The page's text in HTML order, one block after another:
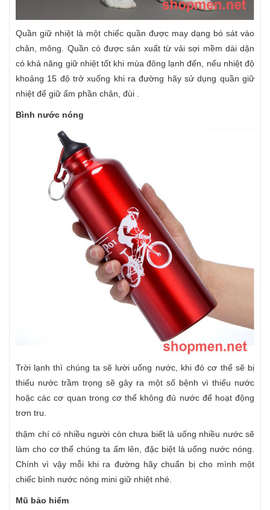
Quần giữ nhiệt là một chiếc quần được may dạng bó sát vào
chân, mông. Quần có được sản xuất từ vải sợi mềm dài dặn
có khả năng giữ nhiệt tốt khi mùa đông lạnh đến, nếu nhiệt độ
khoảng 15 độ trở xuống khi ra đường hãy sử dụng quần giữ
nhiệt để giữ ấm phần chân, đùi .
Bình nước nóng
Trời lạnh thì chúng ta sẽ lười uống nước, khi đó cơ thể sẽ bị
thiếu nước trầm trọng sẽ gây ra một số bệnh vì thiếu nước
hoặc các cơ quan trong cơ thể không đủ nước để hoạt động
trơn tru.
thậm chí có nhiều người còn chưa biết là uống nhiều nước sẽ
làm cho cơ thể chúng ta ấm lên, đặc biệt là uống nước nóng.
Chính vì vậy mỗi khi ra đường hãy chuẩn bị cho mình một
chiếc bình nước nóng mini giữ nhiệt nhé.
Mũ bảo hiểm